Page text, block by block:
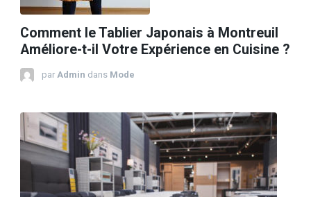
Comment le Tablier Japonais à Montreuil
Améliore-t-il Votre Expérience en Cuisine ?
par Admin dans Mode